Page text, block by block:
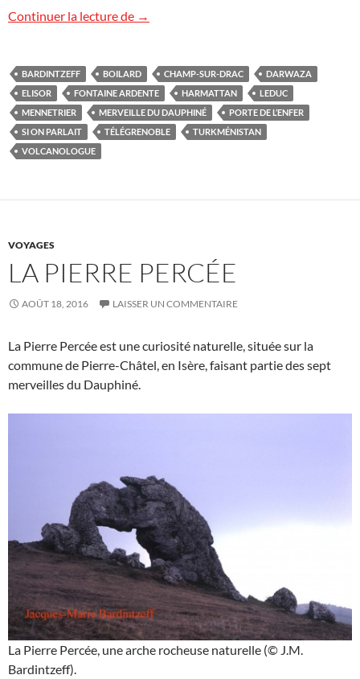
Continuer la lecture de “Si on parlait…” sur TéléGrenoble
→
BARDINTZEFF BOILARD CHAMP-SUR-DRAC
DARWAZA
ELISOR
FONTAINE ARDENTE HARMATTAN
LEDUC
MENNETRIER
MERVEILLE DU DAUPHINÉ
PORTE DE L’ENFER
SI ON PARLAIT
TÉLÉGRENOBLE
TURKMÉNISTAN
VOLCANOLOGUE
VOYAGES
LA PIERRE PERCÉE
AOÛT 18, 2016 LAISSER UN COMMENTAIRE
La Pierre Percée est une curiosité naturelle, située sur la
commune de Pierre-Châtel, en Isère, faisant partie des sept
merveilles du Dauphiné.
La Pierre Percée, une arche rocheuse naturelle (© J.M.
Bardintzeff).